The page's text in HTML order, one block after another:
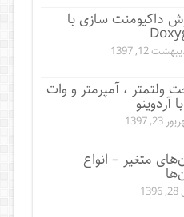
داکیومنت سازی با
12, 1397
ولتمتر ، آمپرمتر و وات
آردوینو
23, 1397
متغیر – انواع